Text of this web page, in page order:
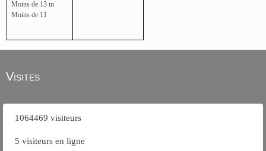
Moins de 13 m
Moins de 11
Visites
1064469 visiteurs
5 visiteurs en ligne